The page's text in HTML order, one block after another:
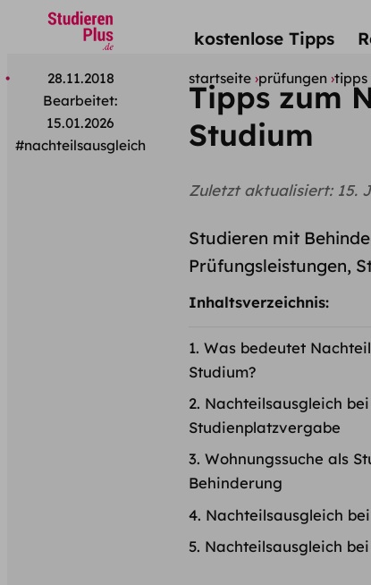
kostenlose Tipps
startseite prüfungen tipps
28.11.2018
Bearbeitet:
15.01.2026
#nachteilsausgleich
Tipps zum
Studium
Zuletzt aktualisiert: 15.
Studieren mit
Prüfungsleistungen,
Inhaltsverzeichnis:
Was bedeutet
Studium?
Nachteilsausgleich
Studienplatzvergabe
Wohnungssuche als
Behinderung
Nachteilsausgleich